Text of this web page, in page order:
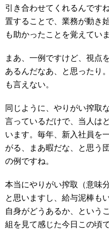
引き合わせてくれるんです
置することで、業務が動き
も助かったことを覚えていま
まあ、一例ですけど、視点
あるんだなあ、と思ったり
も言えない。
同じように、やりがい搾取
言っているだけで、当人は
います。毎年、新入社員を
がる、まあ暇だな、と思う
の例ですね。
本当にやりがい搾取（意味
と思いますし、給与泥棒も
自身がどうあるか、という
組を見て感じた今日この頃で